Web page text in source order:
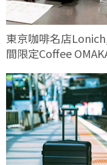
東京咖啡名店
間限定Coffee